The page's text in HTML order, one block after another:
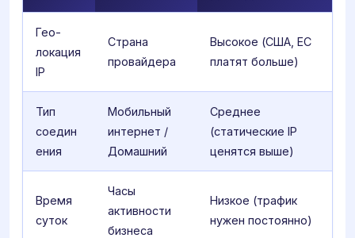
Гео-
локация
IP
Страна
провайдера
Высокое (США, ЕС
платят больше)
Тип
соедин
ения
Мобильный
интернет /
Домашний
Среднее
(статические IP
ценятся выше)
Время
суток
Часы
активности
бизнеса
Низкое (трафик
нужен постоянно)